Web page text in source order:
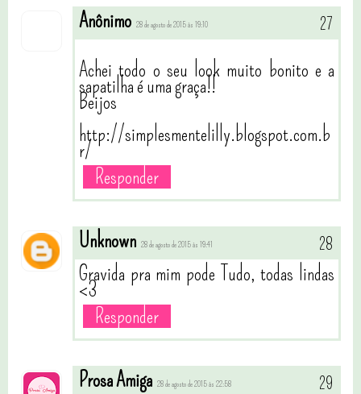
Anônimo 28 de agosto de 2015 às 19:10
Achei todo o seu look muito bonito e a
sapatilha é uma graça!!
Beijos
http://simplesmentelilly.blogspot.com.b
r/
Responder
Unknown 28 de agosto de 2015 às 19:41
Gravida pra mim pode Tudo, todas lindas
<3
Responder
Prosa Amiga 28 de agosto de 2015 às 22:58